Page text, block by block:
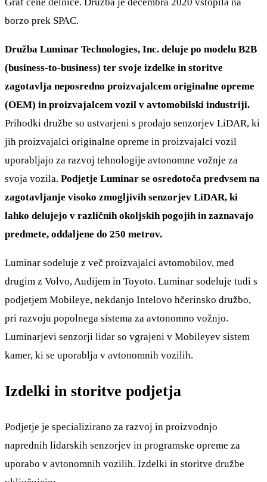
borzo prek SPAC.
Družba Luminar Technologies, Inc. deluje po modelu B2B
(business-to-business) ter svoje izdelke in storitve
zagotavlja neposredno proizvajalcem originalne opreme
(OEM) in proizvajalcem vozil v avtomobilski industriji.
Prihodki družbe so ustvarjeni s prodajo senzorjev LiDAR, ki
jih proizvajalci originalne opreme in proizvajalci vozil
uporabljajo za razvoj tehnologije avtonomne vožnje za
svoja vozila. Podjetje Luminar se osredotoča predvsem na
zagotavljanje visoko zmogljivih senzorjev LiDAR, ki
lahko delujejo v različnih okoljskih pogojih in zaznavajo
predmete, oddaljene do 250 metrov.
Luminar sodeluje z več proizvajalci avtomobilov, med
drugim z Volvo, Audijem in Toyoto. Luminar sodeluje tudi s
podjetjem Mobileye, nekdanjo Intelovo hčerinsko družbo,
pri razvoju popolnega sistema za avtonomno vožnjo.
Luminarjevi senzorji lidar so vgrajeni v Mobileyev sistem
kamer, ki se uporablja v avtonomnih vozilih.
Izdelki in storitve podjetja
Podjetje je specializirano za razvoj in proizvodnjo
naprednih lidarskih senzorjev in programske opreme za
uporabo v avtonomnih vozilih. Izdelki in storitve družbe